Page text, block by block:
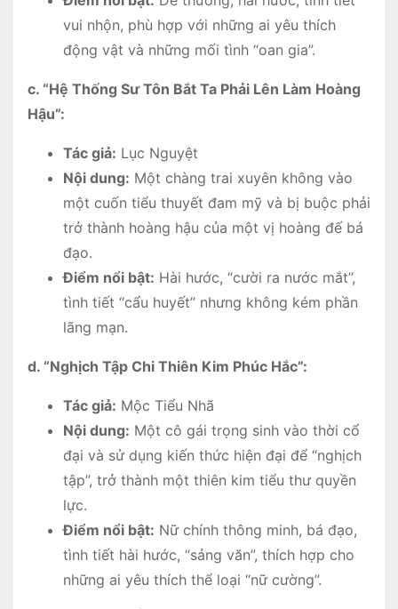
vui nhộn, phù hợp với những ai yêu thích
động vật và những mối tình “oan gia”.
c. “Hệ Thống Sư Tôn Bắt Ta Phải Lên Làm Hoàng
Hậu”:
Tác giả: Lục Nguyệt
Nội dung: Một chàng trai xuyên không vào
một cuốn tiểu thuyết đam mỹ và bị buộc phải
trở thành hoàng hậu của một vị hoàng đế bá
đạo.
Điểm nổi bật: Hài hước, “cười ra nước mắt”,
tình tiết “cẩu huyết” nhưng không kém phần
lãng mạn.
d. “Nghịch Tập Chi Thiên Kim Phúc Hắc”:
Tác giả: Mộc Tiểu Nhã
Nội dung: Một cô gái trọng sinh vào thời cổ
đại và sử dụng kiến thức hiện đại để “nghịch
tập”, trở thành một thiên kim tiểu thư quyền
lực.
Điểm nổi bật: Nữ chính thông minh, bá đạo,
tình tiết hài hước, “sảng văn”, thích hợp cho
những ai yêu thích thể loại “nữ cường”.